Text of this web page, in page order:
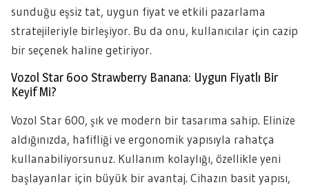
sunduğu eşsiz tat, uygun fiyat ve etkili pazarlama
stratejileriyle birleşiyor. Bu da onu, kullanıcılar için cazip
bir seçenek haline getiriyor.
Vozol Star 600 Strawberry Banana: Uygun Fiyatlı Bir
Keyif Mi?
Vozol Star 600, şık ve modern bir tasarıma sahip. Elinize
aldığınızda, hafifliği ve ergonomik yapısıyla rahatça
kullanabiliyorsunuz. Kullanım kolaylığı, özellikle yeni
başlayanlar için büyük bir avantaj. Cihazın basit yapısı,